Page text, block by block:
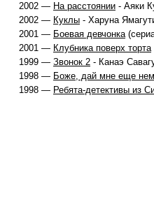
2002 — На расстоянии - Аяки
2002 — Куклы - Харуна
2001 — Боевая девчонка
2001 — Клубника поверх торта
1999 — Звонок 2 - Канаэ
1998 — Боже, дай мне еще
1998 — Ребята-детективы из